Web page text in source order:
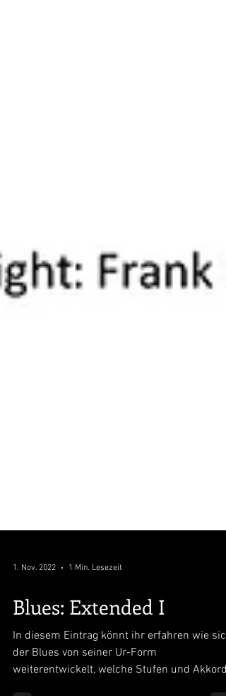
1. Nov. 2022 1 Min. Lesezeit
Blues: Extended I
In diesem Eintrag könnt ihr erfahren wie sich